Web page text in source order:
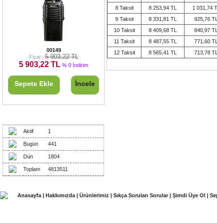
00149
Fiyat : 5 903,22 TL
5 903,22 TL % 0 İndirim
Sepete Ekle İncele
Aktif 1
Bugün 441
Dün 1804
Toplam 4813511
8 Taksit
8 253,94 TL
1 031,74
9 Taksit
8 331,81 TL
925,76
10 Taksit
8 409,68 TL
840,97
11 Taksit
8 487,55 TL
771,60
12 Taksit
8 565,41 TL 713,78
Anasayfa | Hakkımızda | Ürünlerimiz | Sıkça Sorulan Sorular | Şimdi Üye Ol |